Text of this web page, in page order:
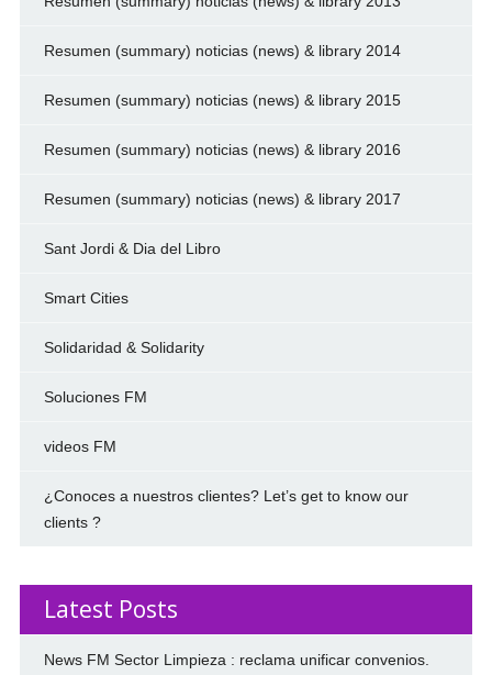
Resumen (summary) noticias (news) & library 2014
Resumen (summary) noticias (news) & library 2015
Resumen (summary) noticias (news) & library 2016
Resumen (summary) noticias (news) & library 2017
Sant Jordi & Dia del Libro
Smart Cities
Solidaridad & Solidarity
Soluciones FM
videos FM
¿Conoces a nuestros clientes? Let’s get to know our
clients ?
Latest Posts
News FM Sector Limpieza : reclama unificar convenios.